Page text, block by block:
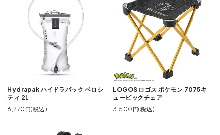
Hydrapak ハイドラパック ベロシ
ティ 2L
6,270円(税込)
LOGOS ロゴス ポケモン 7075キ
ュービックチェア
3,500円(税込)